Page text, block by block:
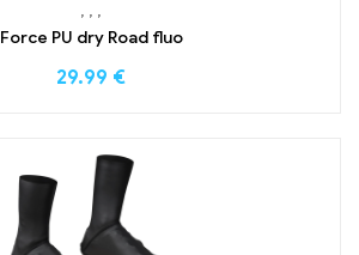
, , ,
Force PU dry Road fluo
29.99 €